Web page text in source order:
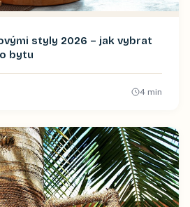
styly 2026 – jak vybrat
bytu
4 min